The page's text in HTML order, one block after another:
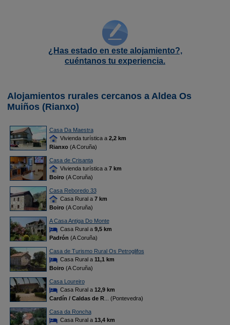
¿Has estado en este alojamiento?,
cuéntanos tu experiencia.
Alojamientos rurales cercanos a Aldea Os
Muiños (Rianxo)
Casa Da Maestra
Vivienda turística a 2,2 km
Rianxo(A Coruña)
Casa de Crisanta
Vivienda turística a 7 km
Boiro(A Coruña)
Casa Reboredo 33
Casa Rural a 7 km
Boiro(A Coruña)
A Casa Antiga Do Monte
Casa Rural a 9,5 km
Padrón (A Coruña)
Casa de Turismo Rural Os Petroglifos
Casa Rural a 11,1 km
Boiro(A Coruña)
Casa Loureiro
Casa Rural a 12,9 km
Cardín / Caldas de R... (Pontevedra)
Casa da Roncha
Casa Rural a 13,4 km